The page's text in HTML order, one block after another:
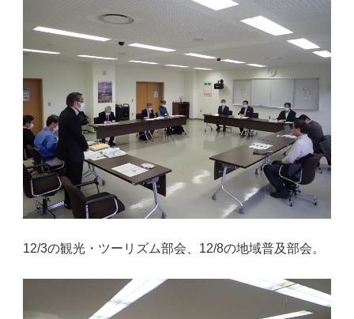
12/3の観光・ツーリズム部会、12/8の地域普及部会。